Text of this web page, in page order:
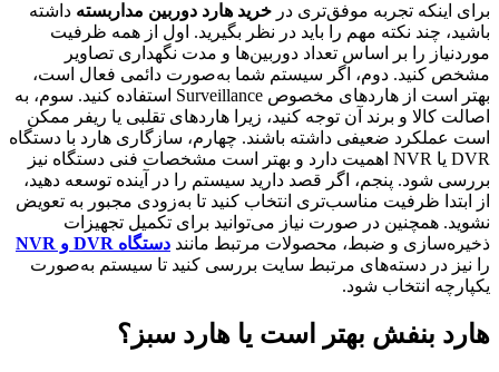
برای اینکه تجربه موفق‌تری در خرید هارد دوربین مداربسته داشته
باشید، چند نکته مهم را باید در نظر بگیرید. اول از همه ظرفیت
موردنیاز را بر اساس تعداد دوربین‌ها و مدت نگهداری تصاویر
مشخص کنید. دوم، اگر سیستم شما به‌صورت دائمی فعال است،
بهتر است از هاردهای مخصوص Surveillance استفاده کنید. سوم، به
اصالت کالا و برند آن توجه کنید، زیرا هاردهای تقلبی یا ریفر ممکن
است عملکرد ضعیفی داشته باشند. چهارم، سازگاری هارد با دستگاه
DVR یا NVR اهمیت دارد و بهتر است مشخصات فنی دستگاه نیز
بررسی شود. پنجم، اگر قصد دارید سیستم را در آینده توسعه دهید،
از ابتدا ظرفیت مناسب‌تری انتخاب کنید تا به‌زودی مجبور به تعویض
نشوید. همچنین در صورت نیاز می‌توانید برای تکمیل تجهیزات
ذخیره‌سازی و ضبط، محصولات مرتبط مانند دستگاه DVR و NVR
را نیز در دسته‌های مرتبط سایت بررسی کنید تا سیستم به‌صورت
یکپارچه انتخاب شود.
هارد بنفش بهتر است یا هارد سبز؟